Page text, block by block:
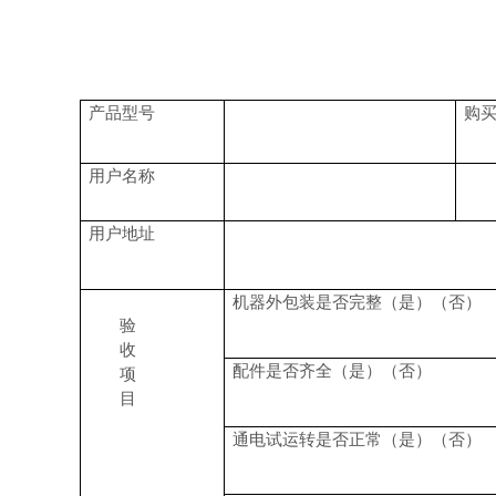
产品型号 购
用户名称
用户地址
验
收
项
目
机器外包装是否完整（是）（否）
配件是否齐全（是）（否）
通电试运转是否正常（是）（否）